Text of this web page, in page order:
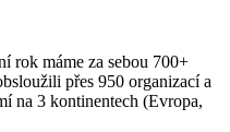
rok máme za sebou 700+
přes 950 organizací a
na 3 kontinentech (Evropa,